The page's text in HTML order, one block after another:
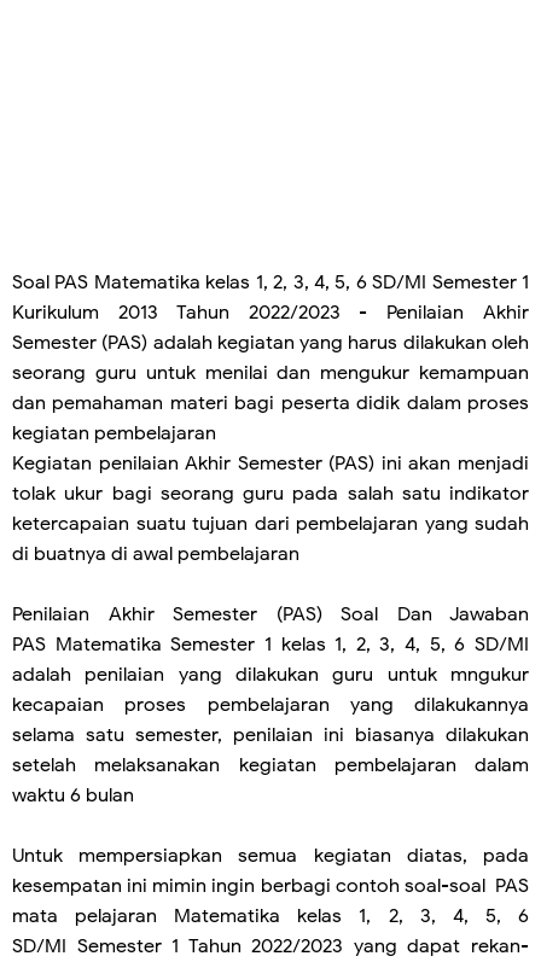
Soal PAS Matematika kelas 1, 2, 3, 4, 5, 6 SD/MI Semester 1
Kurikulum 2013 Tahun 2022/2023 - Penilaian Akhir
Semester (PAS) adalah kegiatan yang harus dilakukan oleh
seorang guru untuk menilai dan mengukur kemampuan
dan pemahaman materi bagi peserta didik dalam proses
kegiatan pembelajaran
Kegiatan penilaian Akhir Semester (PAS) ini akan menjadi
tolak ukur bagi seorang guru pada salah satu indikator
ketercapaian suatu tujuan dari pembelajaran yang sudah
di buatnya di awal pembelajaran
Penilaian Akhir Semester (PAS) Soal Dan Jawaban
PAS Matematika Semester 1 kelas 1, 2, 3, 4, 5, 6 SD/MI
adalah penilaian yang dilakukan guru untuk mngukur
kecapaian proses pembelajaran yang dilakukannya
selama satu semester, penilaian ini biasanya dilakukan
setelah melaksanakan kegiatan pembelajaran dalam
waktu 6 bulan
Untuk mempersiapkan semua kegiatan diatas, pada
kesempatan ini mimin ingin berbagi contoh soal-soal PAS
mata pelajaran Matematika kelas 1, 2, 3, 4, 5, 6
SD/MI Semester 1 Tahun 2022/2023 yang dapat rekan-